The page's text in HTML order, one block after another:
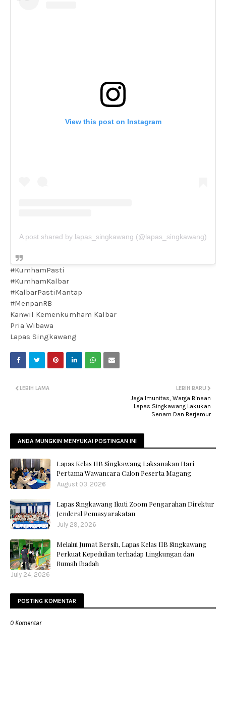
View this post on Instagram
A post shared by lapas_singkawang (@lapas_singkawang)
#KumhamPasti
#KumhamKalbar
#KalbarPastiMantap
#MenpanRB
Kanwil Kemenkumham Kalbar
Pria Wibawa
Lapas Singkawang
LEBIH BARU
Jaga Imunitas, Warga Binaan
Lapas Singkawang Lakukan
Senam Dan Berjemur
LEBIH LAMA
ANDA MUNGKIN MENYUKAI POSTINGAN INI
Lapas Kelas IIB Singkawang Laksanakan Hari
Pertama Wawancara Calon Peserta Magang
August 03, 2026
Lapas Singkawang Ikuti Zoom Pengarahan Direktur
Jenderal Pemasyarakatan
July 29, 2026
Melalui Jumat Bersih, Lapas Kelas IIB Singkawang
Perkuat Kepedulian terhadap Lingkungan dan
Rumah Ibadah
July 24, 2026
POSTING KOMENTAR
0 Komentar